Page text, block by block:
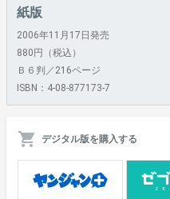
紙版
2006年11月17日発売
880円（税込）
Ｂ６判／216ページ
ISBN：4-08-877173-7
デジタル版を購入する